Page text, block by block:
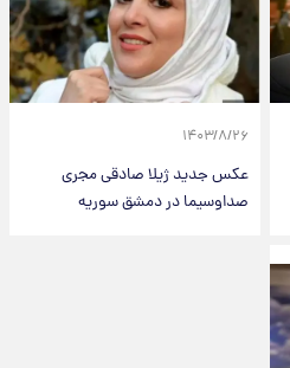
۱۴۰۳/۸/۲۶
عکس جدید ژیلا صادقی مجری
صداوسیما در دمشق سوریه